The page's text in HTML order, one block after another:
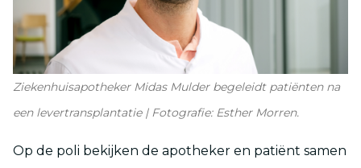
Ziekenhuisapotheker Midas Mulder begeleidt patiënten na
een levertransplantatie | Fotografie: Esther Morren.
Op de poli bekijken de apotheker en patiënt samen